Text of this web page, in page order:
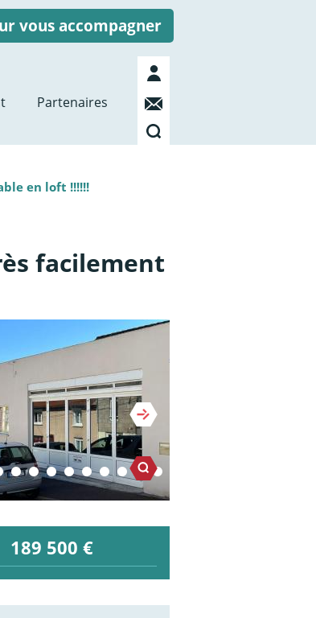
vous accompagner
Partenaires
Mon
compte
Contact
Recherche
en loft !!!!!!
facilement
189 500 €